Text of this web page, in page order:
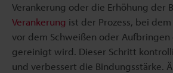
Verankerung oder die Erhöhung der
Verankerung ist der Prozess, bei
vor dem Schweißen oder Aufbringen
gereinigt wird. Dieser Schritt
und verbessert die Bindungsstärke.